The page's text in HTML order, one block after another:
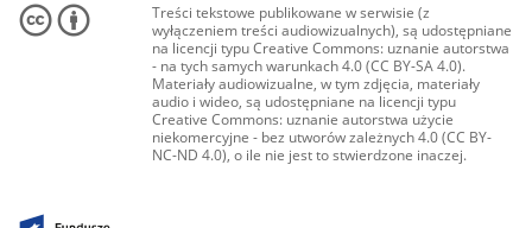
Treści tekstowe publikowane w serwisie (z
wyłączeniem treści audiowizualnych), są udostępniane
na licencji typu Creative Commons: uznanie autorstwa
- na tych samych warunkach 4.0 (CC BY-SA 4.0).
Materiały audiowizualne, w tym zdjęcia, materiały
audio i wideo, są udostępniane na licencji typu
Creative Commons: uznanie autorstwa użycie
niekomercyjne - bez utworów zależnych 4.0 (CC BY-
NC-ND 4.0), o ile nie jest to stwierdzone inaczej.